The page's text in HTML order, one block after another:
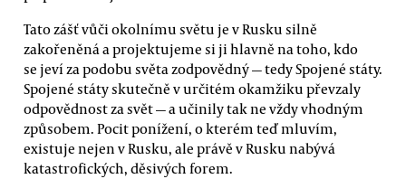
Tato zášť vůči okolnímu světu je v Rusku silně
zakořeněná a projektujeme si ji hlavně na toho, kdo
se jeví za podobu světa zodpovědný — tedy Spojené státy.
Spojené státy skutečně v určitém okamžiku převzaly
odpovědnost za svět — a učinily tak ne vždy vhodným
způsobem. Pocit ponížení, o kterém teď mluvím,
existuje nejen v Rusku, ale právě v Rusku nabývá
katastrofických, děsivých forem.